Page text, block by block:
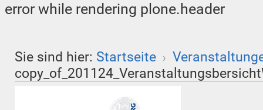
error while rendering plone.header
Sie sind hier: Startseite ›